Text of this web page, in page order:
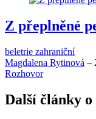
Z přeplněné
beletrie zahraniční
Magdalena Rytinová –
Rozhovor
Další články o